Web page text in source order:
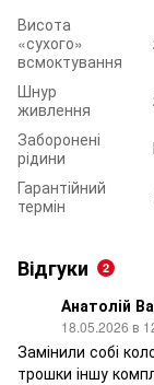
Висота
«сухого»
всмоктування
Шнур
живлення
Заборонені
рідини
Гарантійний
термін
Відгуки 2
Анатолій
18.05.2026 в
Замінили собі
трошки іншу